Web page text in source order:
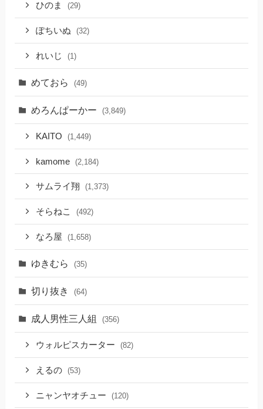
ひのま (29)
ぽちいぬ (32)
れいじ (1)
めておら (49)
めろんぱーかー (3,849)
KAITO (1,449)
kamome (2,184)
サムライ翔 (1,373)
そらねこ (492)
なろ屋 (1,658)
ゆきむら (35)
切り抜き (64)
成人男性三人組 (356)
ウォルピスカーター (82)
えるの (53)
ニャンヤオチュー (120)